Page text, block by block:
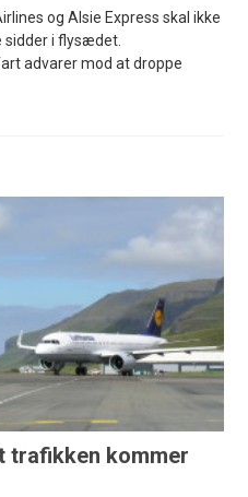
og Alsie Express skal ikke
sidder i flysædet.
advarer mod at droppe
trafikken kommer